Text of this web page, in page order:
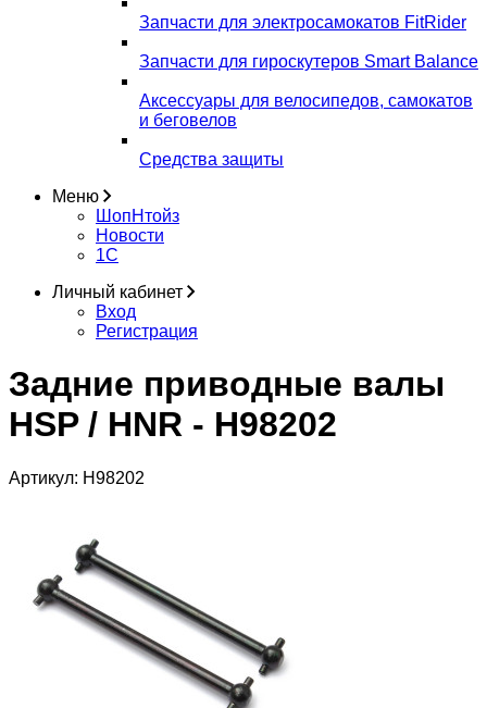
Запчасти для электросамокатов FitRider
Запчасти для гироскутеров Smart Balance
Аксессуары для велосипедов, самокатов
и беговелов
Средства защиты
Меню
ШопНтойз
Новости
1C
Личный кабинет
Вход
Регистрация
Задние приводные валы
HSP / HNR - H98202
Артикул: H98202